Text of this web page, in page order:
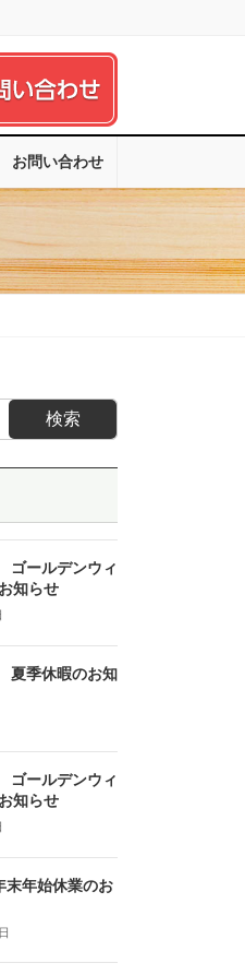
お問い合わせ
検索
ールデンウィ
知らせ
季休暇のお知
ールデンウィ
知らせ
年始休業のお